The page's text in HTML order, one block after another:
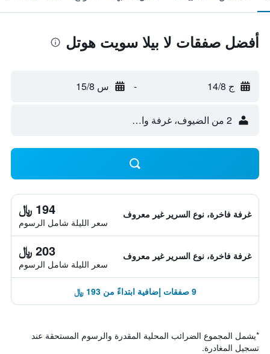
أفضل صفقات لا بيلا سويت هوتل
ج 14/8 - س 15/8
2 من الضيوف، غرفة واحدة
غرفة فاخرة، نوع السرير غير معروف 194 ﷼
سعر الليلة شامل الرسوم
غرفة فاخرة، نوع السرير غير معروف 203 ﷼
سعر الليلة شامل الرسوم
9 صفقات إضافية ابتداءً من 193 ﷼
*يشمل المجموع الضرائب المحلية المقدرة والرسوم المستحقة عند
تسجيل المغادرة.